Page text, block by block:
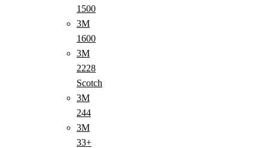
1500
3M
1600
3M
2228
Scotch
3M
244
3M
33+